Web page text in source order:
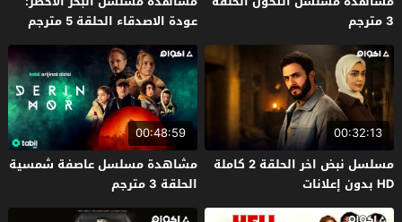
3 مترجم
عودة الاصدقاء الحلقة 5 مترجم
00:32:13
مسلسل نبض اخر الحلقة 2 كاملة
HD بدون إعلانات
00:48:59
مشاهدة مسلسل عاصفة شمسية
الحلقة 3 مترجم